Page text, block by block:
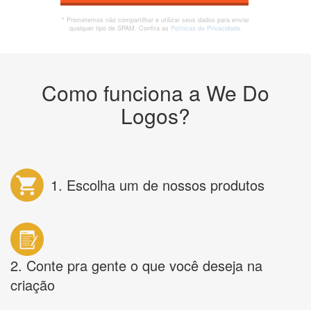
* Prometemos não compartilhar e utilizar seus dados para enviar
qualquer tipo de SPAM. Confira as Políticas de Privacidade.
Como funciona a We Do
Logos?
1. Escolha um de nossos produtos
2. Conte pra gente o que você deseja na
criação